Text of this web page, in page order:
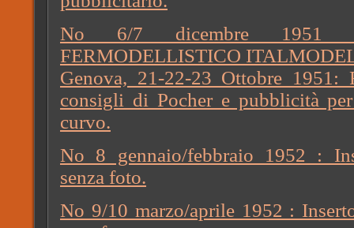
No 6/7 dicembre 1951 :
FERMODELLISTICO
Genova, 21-22-23 Ottobre 1951:
consigli di Pocher e pubblicità
curvo.
No 8 gennaio/febbraio 1952 :
senza foto.
No 9/10 marzo/aprile 1952 :